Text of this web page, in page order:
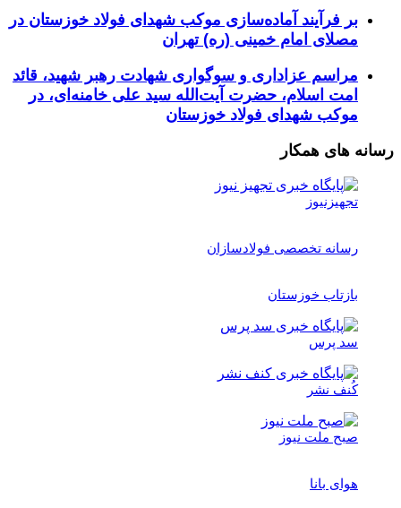
بر فرآیند آماده‌سازی موکب شهدای فولاد خوزستان در
مصلای امام خمینی (ره) تهران
مراسم عزاداری و سوگواری شهادت رهبر شهید، قائد
امت اسلام، حضرت آیت‌الله سید علی خامنه‌ای، در
موکب شهدای فولاد خوزستان
رسانه های همکار
تجهیزنیوز
رسانه تخصصی فولادسازان
بازتاب خوزستان
سد پرس
کُنف نشر
صبح ملت نیوز
هوای بانا